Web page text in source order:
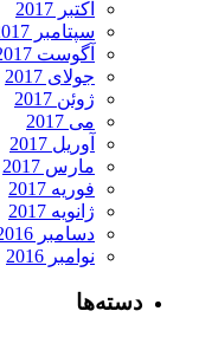
اکتبر 2017
سپتامبر 2017
آگوست 2017
جولای 2017
ژوئن 2017
می 2017
آوریل 2017
مارس 2017
فوریه 2017
ژانویه 2017
دسامبر 2016
نوامبر 2016
دسته‌ها